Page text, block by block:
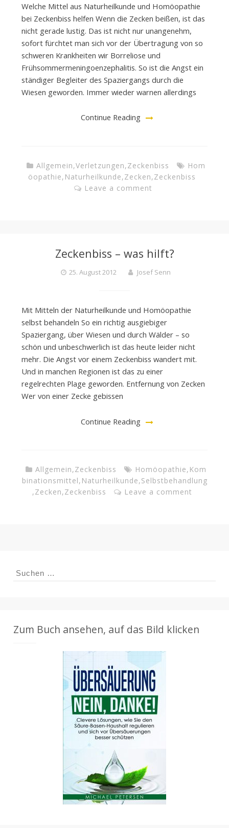
Welche Mittel aus Naturheilkunde und Homöopathie
bei Zeckenbiss helfen Wenn die Zecken beißen, ist das
nicht gerade lustig. Das ist nicht nur unangenehm,
sofort fürchtet man sich vor der Übertragung von so
schweren Krankheiten wir Borreliose und
Frühsommermeningoenzephalitis. So ist die Angst ein
ständiger Begleiter des Spaziergangs durch die
Wiesen geworden. Immer wieder warnen allerdings
Continue Reading
Allgemein,Verletzungen,Zeckenbiss
Hom
öopathie, Naturheilkunde,Zecken,Zeckenbiss
Leave a comment
Zeckenbiss – was hilft?
25. August 2012 Josef Senn
Mit Mitteln der Naturheilkunde und Homöopathie
selbst behandeln So ein richtig ausgiebiger
Spaziergang, über Wiesen und durch Wälder – so
schön und unbeschwerlich ist das heute leider nicht
mehr. Die Angst vor einem Zeckenbiss wandert mit.
Und in manchen Regionen ist das zu einer
regelrechten Plage geworden. Entfernung von Zecken
Wer von einer Zecke gebissen
Continue Reading
Allgemein,Zeckenbiss Homöopathie, Kom
binationsmittel, Naturheilkunde,Selbstbehandlung
,Zecken,Zeckenbiss Leave a comment
Suchen
Zum Buch ansehen, auf das Bild klicken